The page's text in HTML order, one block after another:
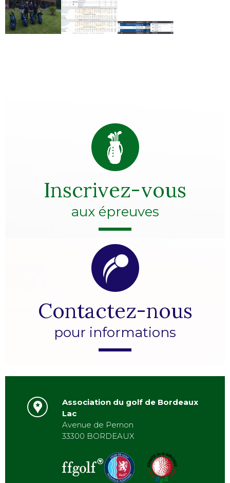
Inscrivez-vous
aux épreuves
Contactez-nous
pour informations
Association du golf de Bordeaux
Lac
Avenue de Pernon
33300 BORDEAUX